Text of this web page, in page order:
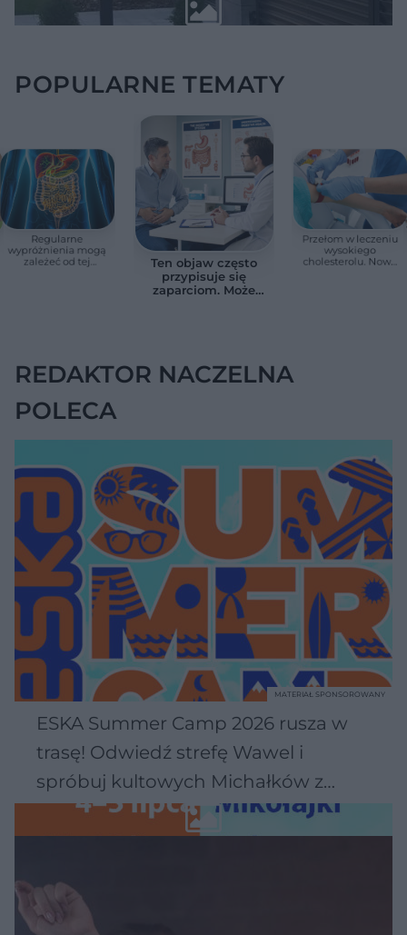
POPULARNE TEMATY
Regularne
wypróżnienia mogą
zależeć od tej
Ten objaw często
przypisuje się
zaparciom. Może
Przełom w leczeniu
wysokiego
cholesterolu. Nowa
REDAKTOR NACZELNA
POLECA
ESKA Summer Camp 2026 rusza w
trasę! Odwiedź strefę Wawel i
spróbuj kultowych Michałków z
Wawelu
MATERIAŁ SPONSOROWANY